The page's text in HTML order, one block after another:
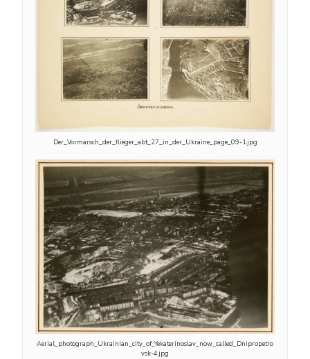
Der_Vormarsch_der_flieger_abt_27_in_der_Ukraine_page_09-1.jpg
Aerial_photograph_Ukrainian_city_of_Yekaterinoslav_now_called_Dnipropetro
vsk-4.jpg